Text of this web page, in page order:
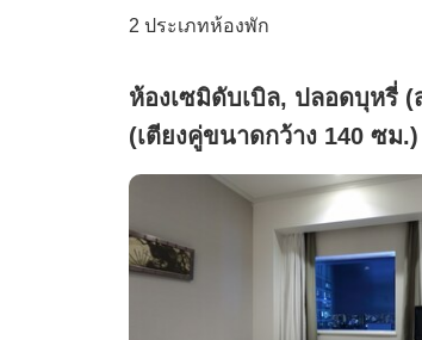
2 ประเภทห้องพัก
ห้องเซมิดับเบิล, ปลอดบุหรี่ (
(เตียงคู่ขนาดกว้าง 140 ซม
ตารางเมตร)